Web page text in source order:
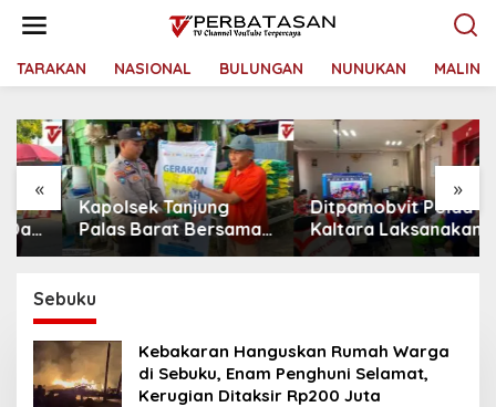
t
TARAKAN NASIONAL BULUNGAN NUNUKAN
« »
Kapolsek Tanjung
Palas Barat Bersama
Personel Dit Binmas
Beras SPHP Kepada
Masyarakat
Ditpamobvit Polda
Kaltara Laksanakan
Risk Assessment di
Sebuku
Kebakaran Hanguskan Rumah Warga
di Sebuku, Enam Penghuni Selamat,
Kerugian Ditaksir Rp200 Juta